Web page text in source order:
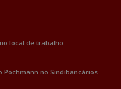
local de trabalho
Pochmann no Sindibancários